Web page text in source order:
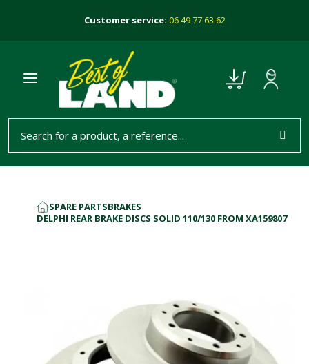
Customer service: 06 49 77 63 62
HOME
SPARE PARTSBRAKES
DELPHI REAR BRAKE DISCS SOLID 110/130 FROM XA159807